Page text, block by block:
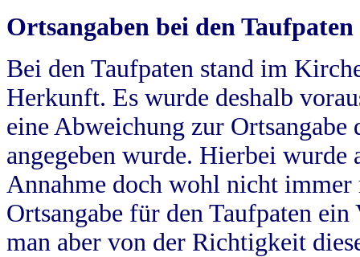
Ortsangaben bei den Taufpaten
Bei den Taufpaten stand im
Herkunft. Es wurde deshalb
eine Abweichung zur
angegeben wurde. Hierbei wurde
Annahme doch wohl nicht
Ortsangabe für den Taufpaten
man aber von der Richtigkeit